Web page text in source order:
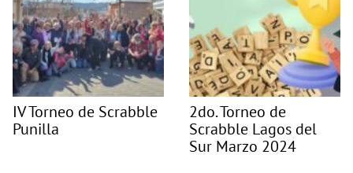
IV Torneo de Scrabble
Punilla
2do. Torneo de
Scrabble Lagos del
Sur Marzo 2024